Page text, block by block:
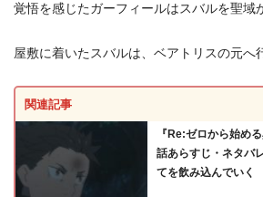
覚悟を感じたガーフィールはスバルを聖域
屋敷に着いたスバルは、ベアトリスの元へ
関連記事
『Re:ゼロから始め
話あらすじ・ネタバ
てを飲み込んでいく